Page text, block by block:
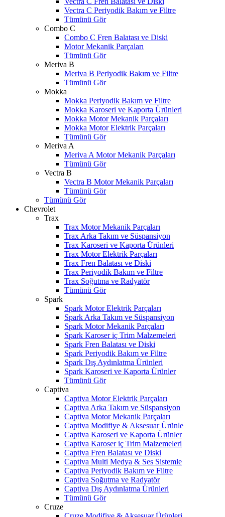
Vectra C Periyodik Bakım ve Filtre
Tümünü Gör
Combo C
Combo C Fren Balatası ve Diski
Motor Mekanik Parçaları
Tümünü Gör
Meriva B
Meriva B Periyodik Bakım ve Filtre
Tümünü Gör
Mokka
Mokka Periyodik Bakım ve Filtre
Mokka Karoseri ve Kaporta Ürünleri
Mokka Motor Mekanik Parçaları
Mokka Motor Elektrik Parçaları
Tümünü Gör
Meriva A
Meriva A Motor Mekanik Parçaları
Tümünü Gör
Vectra B
Vectra B Motor Mekanik Parçaları
Tümünü Gör
Tümünü Gör
Chevrolet
Trax
Trax Motor Mekanik Parçaları
Trax Arka Takım ve Süspansiyon
Trax Karoseri ve Kaporta Ürünleri
Trax Motor Elektrik Parçaları
Trax Fren Balatası ve Diski
Trax Periyodik Bakım ve Filtre
Trax Soğutma ve Radyatör
Tümünü Gör
Spark
Spark Motor Elektrik Parçaları
Spark Arka Takım ve Süspansiyon
Spark Motor Mekanik Parçaları
Spark Karoser iç Trim Malzemeleri
Spark Fren Balatası ve Diski
Spark Periyodik Bakım ve Filtre
Spark Dış Aydınlatma Ürünleri
Spark Karoseri ve Kaporta Ürünler
Tümünü Gör
Captiva
Captiva Motor Elektrik Parçaları
Captiva Arka Takım ve Süspansiyon
Captiva Motor Mekanik Parçaları
Captiva Modifiye & Aksesuar Ürünle
Captiva Karoseri ve Kaporta Ürünler
Captiva Karoser iç Trim Malzemeleri
Captiva Fren Balatası ve Diski
Captiva Multi Medya & Ses Sistemle
Captiva Periyodik Bakım ve Filtre
Captiva Soğutma ve Radyatör
Captiva Dış Aydınlatma Ürünleri
Tümünü Gör
Cruze